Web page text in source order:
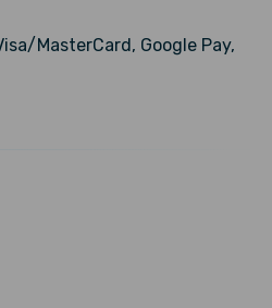
MasterCard, Google Pay,